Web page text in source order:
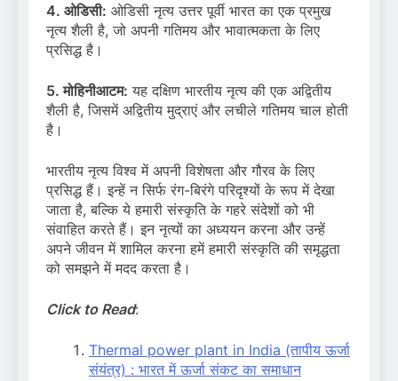
4. ओडिसी: ओडिसी नृत्य उत्तर पूर्वी भारत का एक प्रमुख
नृत्य शैली है, जो अपनी गतिमय और भावात्मकता के लिए
प्रसिद्ध है।
5. मोहिनीआटम: यह दक्षिण भारतीय नृत्य की एक अद्वितीय
शैली है, जिसमें अद्वितीय मुद्राएं और लचीले गतिमय चाल होती
है।
भारतीय नृत्य विश्व में अपनी विशेषता और गौरव के लिए
प्रसिद्ध हैं। इन्हें न सिर्फ रंग-बिरंगे परिदृश्यों के रूप में देखा
जाता है, बल्कि ये हमारी संस्कृति के गहरे संदेशों को भी
संवाहित करते हैं। इन नृत्यों का अध्ययन करना और उन्हें
अपने जीवन में शामिल करना हमें हमारी संस्कृति की समृद्धता
को समझने में मदद करता है।
Click to Read:
Thermal power plant in India (तापीय ऊर्जा
संयंत्र) : भारत में ऊर्जा संकट का समाधान